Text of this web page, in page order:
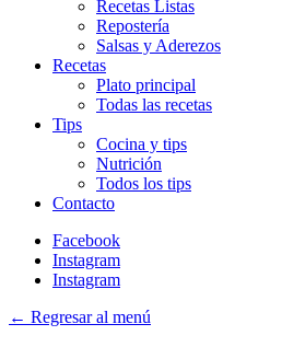
Recetas Listas
Repostería
Salsas y Aderezos
Recetas
Plato principal
Todas las recetas
Tips
Cocina y tips
Nutrición
Todos los tips
Contacto
Facebook
Instagram
Instagram
← Regresar al menú